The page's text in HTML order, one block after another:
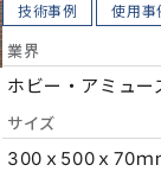
技術事例 使用事
業界
ホビー・アミュー
サイズ
300ｘ500ｘ70ｍ